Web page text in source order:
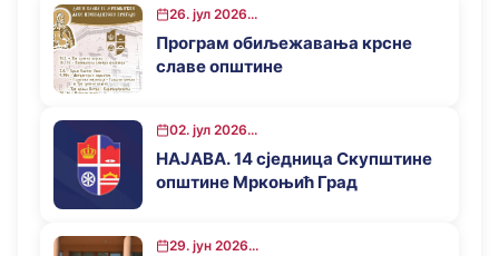
општине Мркоњић Град у 2026.
години
26. јул 2026...
Програм обиљежавања крсне
славе општине
02. јул 2026...
НАЈАВА. 14 сједница Скупштине
општине Мркоњић Град
29. јун 2026...